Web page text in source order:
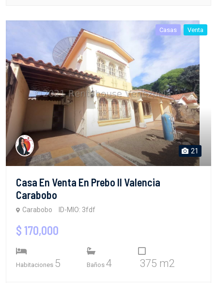
Casas Venta
21
Casa En Venta En Prebo II Valencia
Carabobo
Carabobo ID-MIO: 3fdf
$ 170,000
Habitaciones 5 Baños 4 375 m2